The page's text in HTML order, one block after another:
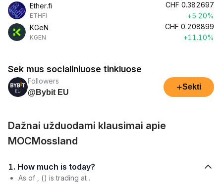
Ether.fi
ETHFI
CHF 0.382697
+5.20%
KGeN
KGEN
CHF 0.208899
+11.10%
Sek mus socialiniuose tinkluose
Followers
@Bybit EU
+Sekti
Dažnai užduodami klausimai apie
MOCMossland
1. How much is today?
As of , () is trading at .